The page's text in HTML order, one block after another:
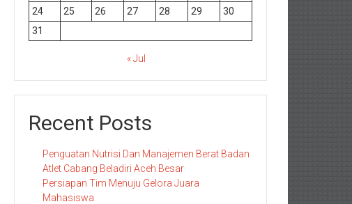
24
25 26 27 28 29
30
31
« Jul
Recent Posts
Penguatan Nutrisi Dan Manajemen Berat Badan
Atlet Cabang Beladiri Aceh Besar
Persiapan Tim Menuju Gelora Juara
Mahasiswa